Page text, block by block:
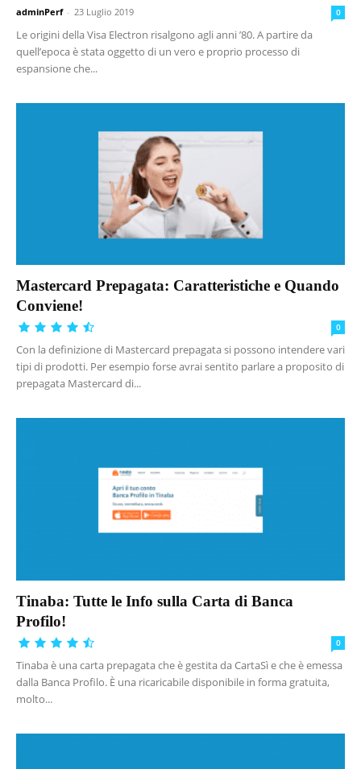
adminPerf - 23 Luglio 2019 0
Le origini della Visa Electron risalgono agli anni ’80. A partire da
quell’epoca è stata oggetto di un vero e proprio processo di
espansione che...
Mastercard Prepagata: Caratteristiche e Quando
Conviene!
0
Con la definizione di Mastercard prepagata si possono intendere vari
tipi di prodotti. Per esempio forse avrai sentito parlare a proposito di
prepagata Mastercard di...
Tinaba: Tutte le Info sulla Carta di Banca
Profilo!
0
Tinaba è una carta prepagata che è gestita da CartaSì e che è emessa
dalla Banca Profilo. È una ricaricabile disponibile in forma gratuita,
molto...